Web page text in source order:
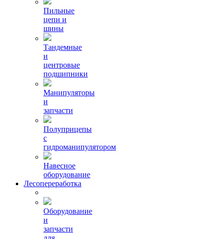
Пильные
цепи и
шины
Тандемные
и
центровые
подшипники
Манипуляторы
и
запчасти
Полуприцепы
с
гидроманипулятором
Навесное
оборудование
Лесопереработка
Оборудование
и
запчасти